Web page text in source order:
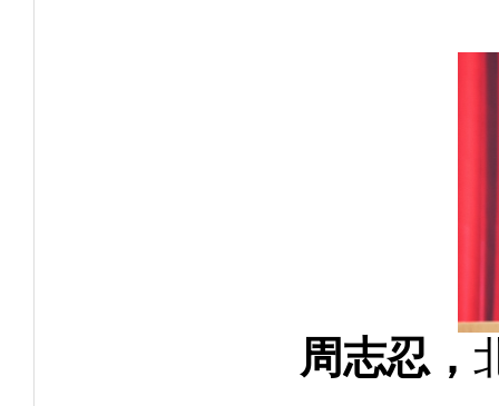
周志忍，